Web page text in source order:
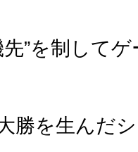
”を制して
勝を生んだ